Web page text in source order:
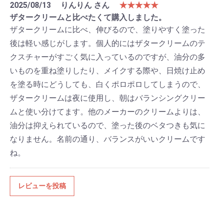
2025/08/13 りんりん さん
★★★★★
ザタークリームと比べたくて購入しました。
ザタークリームに比べ、伸びるので、塗りやすく塗った
後は軽い感じがします。個人的にはザタークリームのテ
クスチャーがすごく気に入っているのですが、油分の多
いものを重ね塗りしたり、メイクする際や、日焼け止め
を塗る時にどうしても、白くポロポロしてしまうので、
ザタークリームは夜に使用し、朝はバランシングクリー
ムと使い分けてます。他のメーカーのクリームよりは、
油分は抑えられているので、塗った後のベタつきも気に
なりません。名前の通り、バランスがいいクリームです
ね。
レビューを投稿